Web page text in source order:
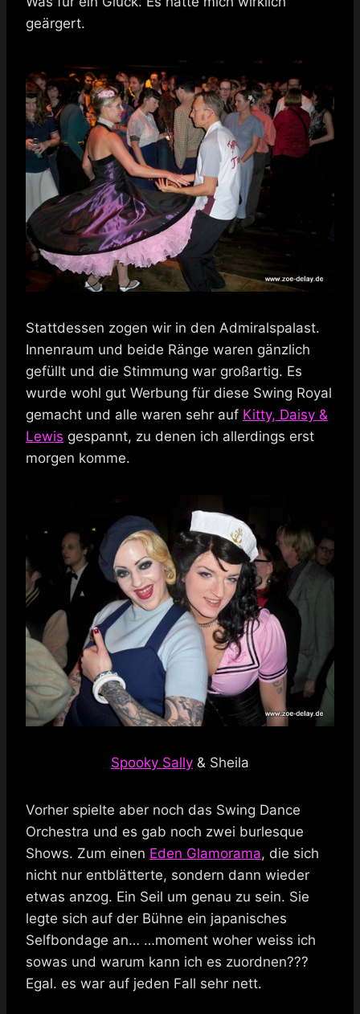
geärgert.
Stattdessen zogen wir in den Admiralspalast.
Innenraum und beide Ränge waren gänzlich
gefüllt und die Stimmung war großartig. Es
wurde wohl gut Werbung für diese Swing Royal
gemacht und alle waren sehr auf Kitty, Daisy &
Lewis gespannt, zu denen ich allerdings erst
morgen komme.
Spooky Sally & Sheila
Vorher spielte aber noch das Swing Dance
Orchestra und es gab noch zwei burlesque
Shows. Zum einen Eden Glamorama, die sich
nicht nur entblätterte, sondern dann wieder
etwas anzog. Ein Seil um genau zu sein. Sie
legte sich auf der Bühne ein japanisches
Selfbondage an… …moment woher weiss ich
sowas und warum kann ich es zuordnen???
Egal. es war auf jeden Fall sehr nett.